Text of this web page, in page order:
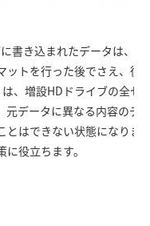
書き込まれたデータは、
ットを行った後でさえ、復
、増設HDドライブの全セ
データに異なる内容のデ
とはできない状態になりま
役立ちます。